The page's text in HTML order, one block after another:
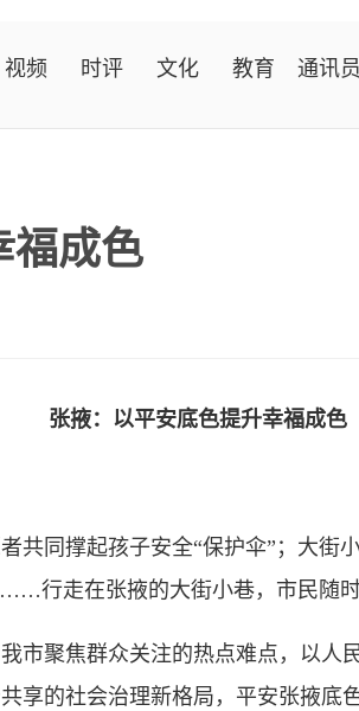
视频 时评 文化 教育 通讯员
福成色
张掖：以平安底色提升幸福成色
同撑起孩子安全“保护伞”；大街
行走在张掖的大街小巷，市民随
聚焦群众关注的热点难点，以人
享的社会治理新格局，平安张掖底